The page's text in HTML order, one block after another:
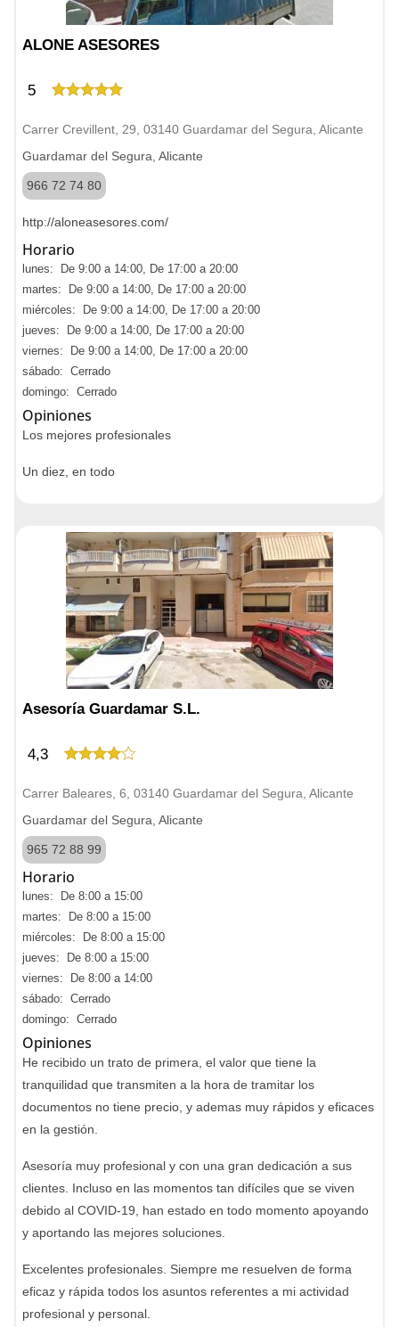
ALONE ASESORES
5
Carrer Crevillent, 29, 03140 Guardamar del Segura, Alicante
Guardamar del Segura, Alicante
966 72 74 80
http://aloneasesores.com/
Horario
lunes: De 9:00 a 14:00, De 17:00 a 20:00
martes: De 9:00 a 14:00, De 17:00 a 20:00
miércoles: De 9:00 a 14:00, De 17:00 a 20:00
jueves: De 9:00 a 14:00, De 17:00 a 20:00
viernes: De 9:00 a 14:00, De 17:00 a 20:00
sábado: Cerrado
domingo: Cerrado
Opiniones
Los mejores profesionales
Un diez, en todo
Asesoría Guardamar S.L.
4,3
Carrer Baleares, 6, 03140 Guardamar del Segura, Alicante
Guardamar del Segura, Alicante
965 72 88 99
Horario
lunes: De 8:00 a 15:00
martes: De 8:00 a 15:00
miércoles: De 8:00 a 15:00
jueves: De 8:00 a 15:00
viernes: De 8:00 a 14:00
sábado: Cerrado
domingo: Cerrado
Opiniones
He recibido un trato de primera, el valor que tiene la
tranquilidad que transmiten a la hora de tramitar los
documentos no tiene precio, y ademas muy rápidos y eficaces
en la gestión.
Asesoría muy profesional y con una gran dedicación a sus
clientes. Incluso en las momentos tan difíciles que se viven
debido al COVID-19, han estado en todo momento apoyando
y aportando las mejores soluciones.
Excelentes profesionales. Siempre me resuelven de forma
eficaz y rápida todos los asuntos referentes a mi actividad
profesional y personal.